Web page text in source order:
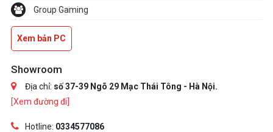
Group Gaming
Xem bản PC
Showroom
Địa chỉ: số 37-39 Ngõ 29 Mạc Thái Tông - Hà Nội.
[Xem đường đi]
Hotline: 0334577086